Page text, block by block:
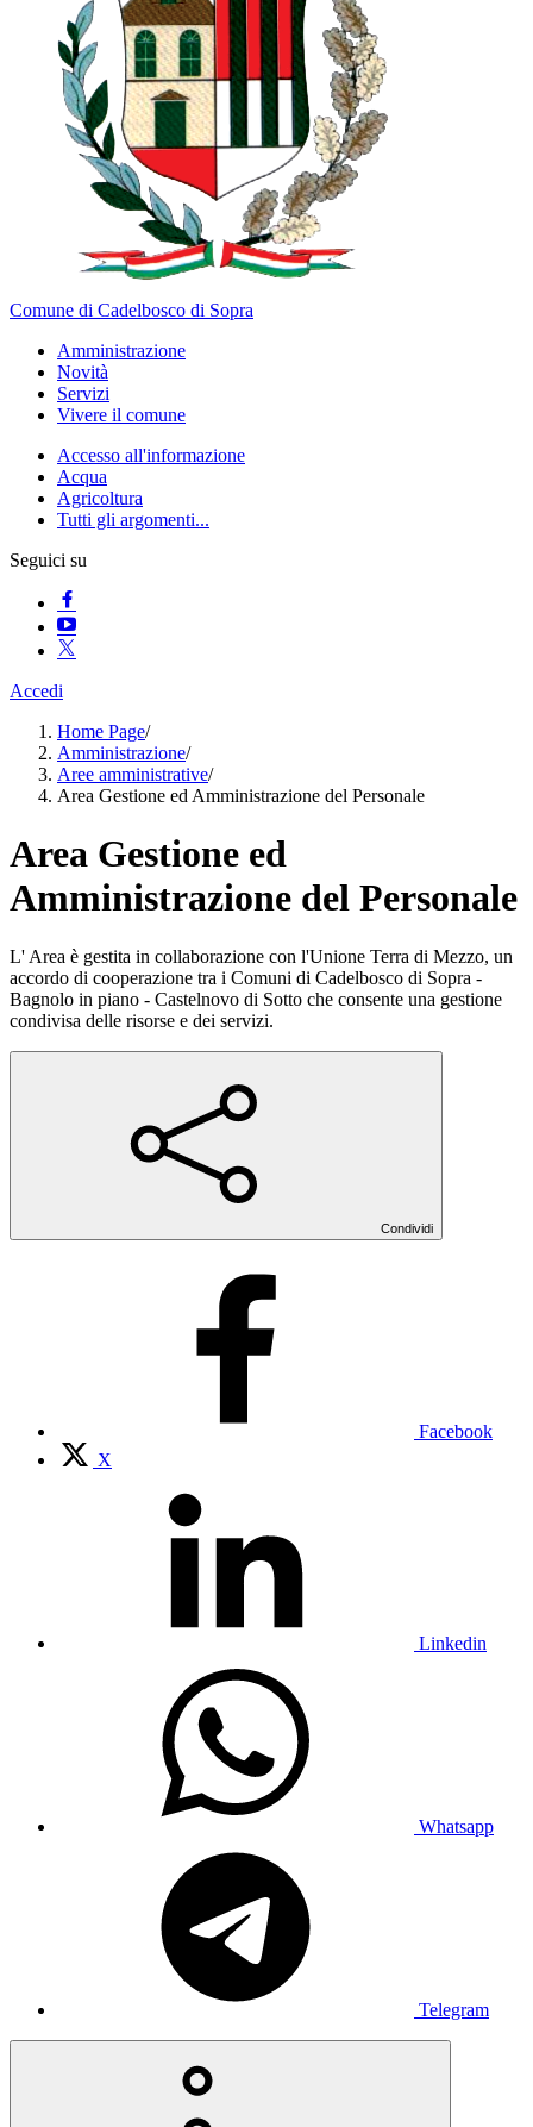
Comune di Cadelbosco di Sopra
Amministrazione
Novità
Servizi
Vivere il comune
Accesso all'informazione
Acqua
Agricoltura
Tutti gli argomenti...
Seguici su
Accedi
Home Page/
Amministrazione/
Aree amministrative/
Area Gestione ed Amministrazione del Personale
Area Gestione ed
Amministrazione del Personale
L' Area è gestita in collaborazione con l'Unione Terra di Mezzo, un
accordo di cooperazione tra i Comuni di Cadelbosco di Sopra -
Bagnolo in piano - Castelnovo di Sotto che consente una gestione
condivisa delle risorse e dei servizi.
Condividi
Facebook
X
Linkedin
Whatsapp
Telegram